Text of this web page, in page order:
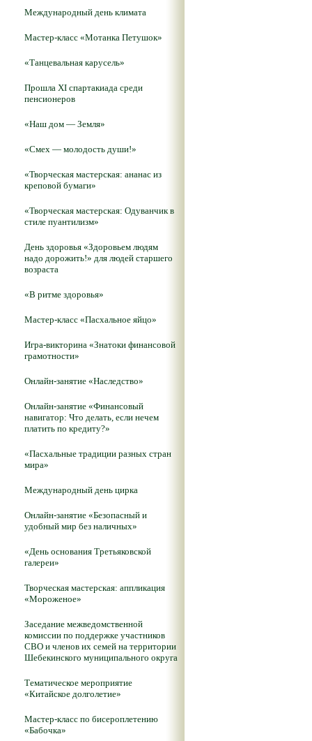
Международный день климата
Мастер-класс «Мотанка Петушок»
«Танцевальная карусель»
Прошла XI спартакиада среди
пенсионеров
«Наш дом — Земля»
«Смех — молодость души!»
«Творческая мастерская: ананас из
креповой бумаги»
«Творческая мастерская: Одуванчик в
стиле пуантилизм»
День здоровья «Здоровьем людям
надо дорожить!» для людей старшего
возраста
«В ритме здоровья»
Мастер-класс «Пасхальное яйцо»
Игра-викторина «Знатоки финансовой
грамотности»
Онлайн-занятие «Наследство»
Онлайн-занятие «Финансовый
навигатор: Что делать, если нечем
платить по кредиту?»
«Пасхальные традиции разных стран
мира»
Международный день цирка
Онлайн-занятие «Безопасный и
удобный мир без наличных»
«День основания Третьяковской
галереи»
Творческая мастерская: аппликация
«Мороженое»
Заседание межведомственной
комиссии по поддержке участников
СВО и членов их семей на территории
Шебекинского муниципального округа
Тематическое мероприятие
«Китайское долголетие»
Мастер-класс по бисероплетению
«Бабочка»